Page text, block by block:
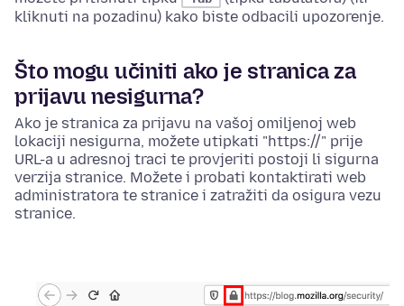
kliknuti na pozadinu) kako biste odbacili upozorenje.
Što mogu učiniti ako je stranica za
prijavu nesigurna?
Ako je stranica za prijavu na vašoj omiljenoj web
lokaciji nesigurna, možete utipkati "https://" prije
URL-a u adresnoj traci te provjeriti postoji li sigurna
verzija stranice. Možete i probati kontaktirati web
administratora te stranice i zatražiti da osigura vezu
stranice.